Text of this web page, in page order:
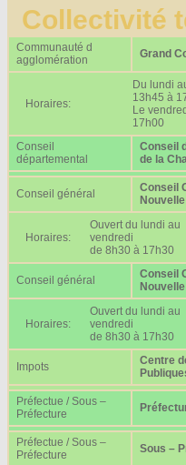
Collectivité
Communauté d
agglomération
Grand
Horaires:
Du lundi
13h45 à
Le
17h00
Conseil
départemental
Conseil
de la
Conseil général
Conseil
Horaires:
Ouvert du lundi au
vendredi
de 8h30 à 17h30
Conseil général
Conseil
Horaires:
Ouvert du lundi au
vendredi
de 8h30 à 17h30
Impots
Centre
Préfectue / Sous –
Préfecture
Préfectue / Sous –
Préfecture
Sous –